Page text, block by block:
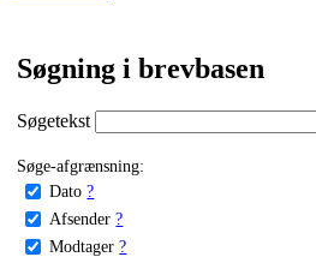
Søgning i brevbasen
Søgetekst
Søge-afgrænsning:
Dato ?
Afsender ?
Modtager ?